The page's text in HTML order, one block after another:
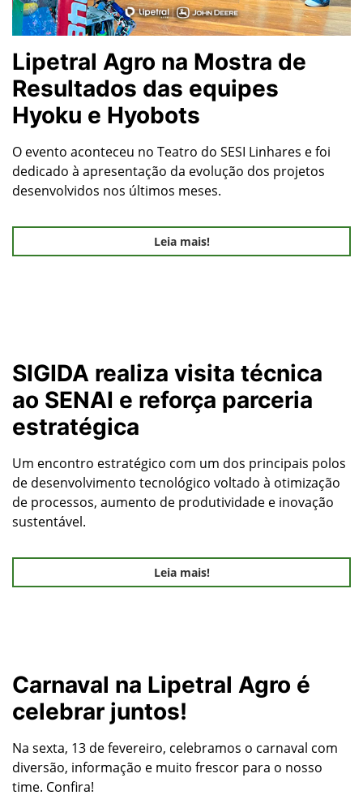
Lipetral Agro na Mostra de
Resultados das equipes
Hyoku e Hyobots
O evento aconteceu no Teatro do SESI Linhares e foi
dedicado à apresentação da evolução dos projetos
desenvolvidos nos últimos meses.
Leia mais!
SIGIDA realiza visita técnica
ao SENAI e reforça parceria
estratégica
Um encontro estratégico com um dos principais polos
de desenvolvimento tecnológico voltado à otimização
de processos, aumento de produtividade e inovação
sustentável.
Leia mais!
Carnaval na Lipetral Agro é
celebrar juntos!
Na sexta, 13 de fevereiro, celebramos o carnaval com
diversão, informação e muito frescor para o nosso
time. Confira!